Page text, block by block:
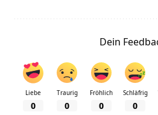
Dein
Liebe
0
Traurig
0
Fröhlich
0
Schläfrig
0